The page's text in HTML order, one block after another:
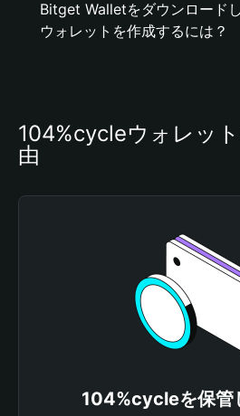
Bitget Walletをダウンロード
ウォレットを作成するには？
104%cycleウォレッ
由
104%cycleを保管